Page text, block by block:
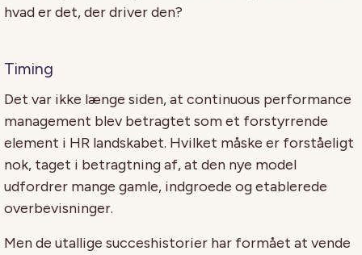
hvad er det, der driver den?
Timing
Det var ikke længe siden, at continuous performance
management blev betragtet som et forstyrrende
element i HR landskabet. Hvilket måske er forståeligt
nok, taget i betragtning af, at den nye model
udfordrer mange gamle, indgroede og etablerede
overbevisninger.
Men de utallige succeshistorier har formået at vende